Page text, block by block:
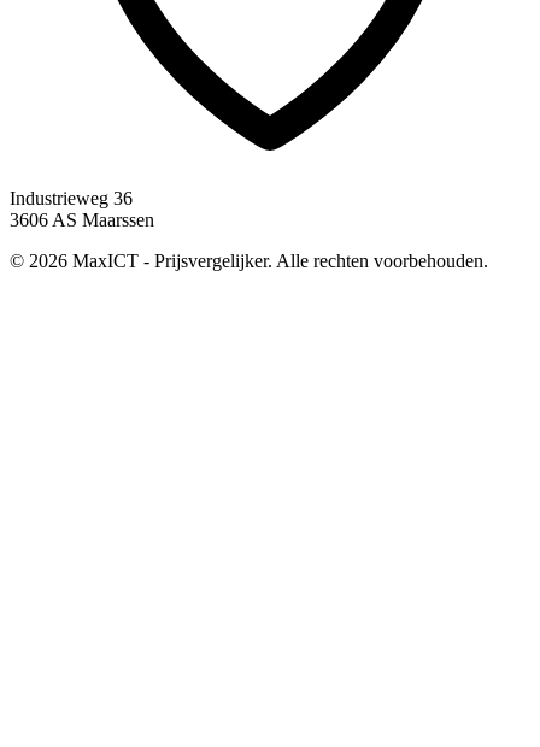
Industrieweg 36
3606 AS Maarssen
© 2026 MaxICT - Prijsvergelijker. Alle rechten voorbehouden.